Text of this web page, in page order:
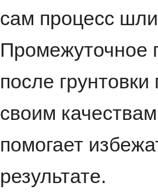
сам процесс
Промежуточное
после
своим
помогает
результате.